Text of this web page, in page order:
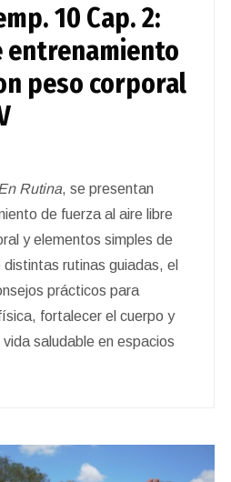
10 Cap. 2:
entrenamiento
peso corporal
Rutina, se presentan
de fuerza al aire libre
y elementos simples de
rutinas guiadas, el
prácticos para
fortalecer el cuerpo y
saludable en espacios